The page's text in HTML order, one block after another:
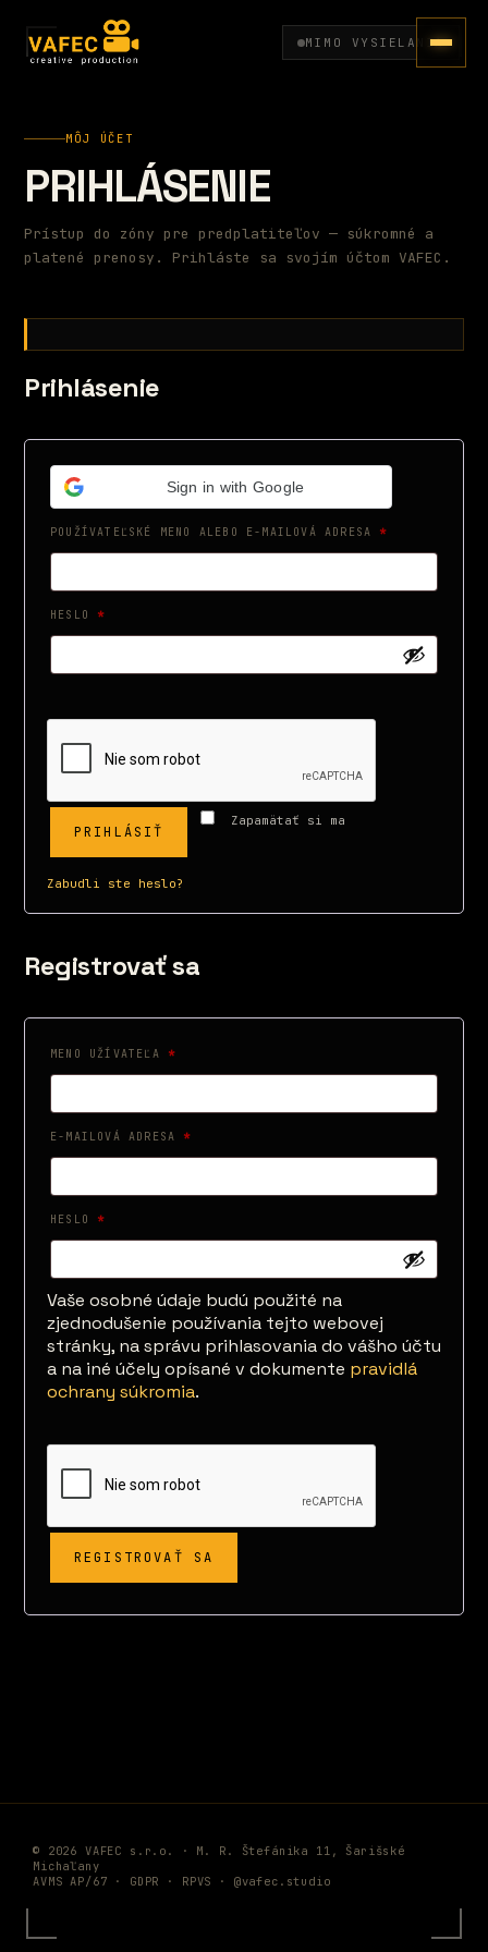
MIMO VYSIELANIA
MÔJ ÚČET
PRIHLÁSENIE
Prístup do zóny pre predplatiteľov — súkromné a
platené prenosy. Prihláste sa svojím účtom VAFEC.
Prihlásenie
Sign in with Google
POUŽÍVATEĽSKÉ MENO ALEBO E-MAILOVÁ ADRESA *POVINNÉ
HESLO *POVINNÉ
Zapamätať si ma
PRIHLÁSIŤ
Zabudli ste heslo?
Registrovať sa
MENO UŽÍVATEĽA *POVINNÉ
E-MAILOVÁ ADRESA *POVINNÉ
HESLO *POVINNÉ
Vaše osobné údaje budú použité na
zjednodušenie používania tejto webovej
stránky, na správu prihlasovania do vášho účtu
a na iné účely opísané v dokumente pravidlá
ochrany súkromia.
REGISTROVAŤ SA
© 2026 VAFEC s.r.o. · M. R. Štefánika 11, Šarišské
Michaľany
AVMS AP/67 · GDPR · RPVS · @vafec.studio